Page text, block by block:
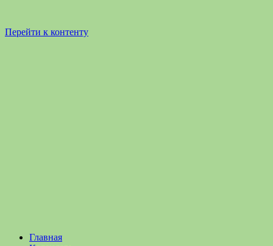
Перейти к контенту
Садоводство
Садоводство
Главная